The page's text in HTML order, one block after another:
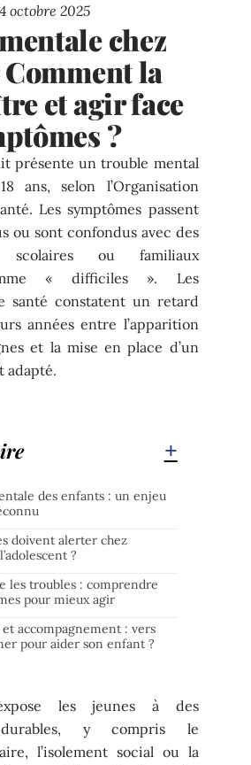
octobre 2025
chez
Comment la
et agir face
?
présente un trouble mental
ans, selon l’Organisation
Les symptômes passent
ou sont confondus avec des
scolaires ou familiaux
« difficiles ». Les
santé constatent un retard
années entre l’apparition
et la mise en place d’un
adapté.
des enfants : un enjeu
doivent alerter chez
?
les troubles : comprendre
pour mieux agir
et accompagnement : vers
pour aider son enfant ?
les jeunes à des
durables, y compris le
l’isolement social ou la